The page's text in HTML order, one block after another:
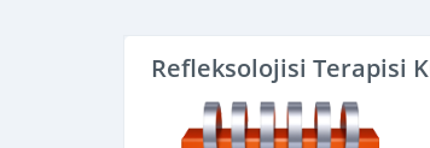
Refleksolojisi Terapisi